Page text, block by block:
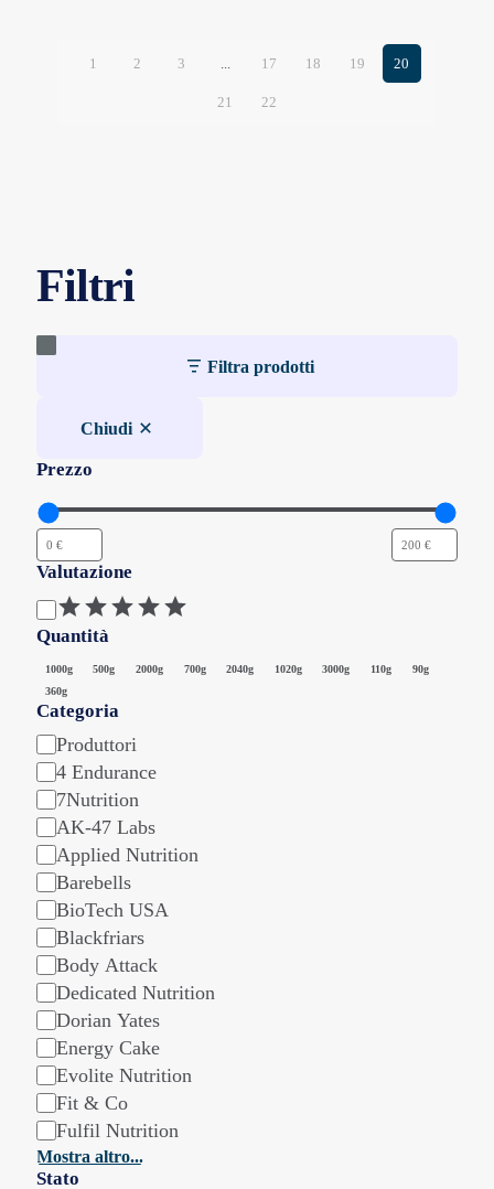
1 2 3 ... 17 18 19 20
21 22
Filtri
Filtra prodotti
Chiudi
Prezzo
Valutazione
Valutazione
Quantità
Quantità
1000g 500g 2000g 700g 2040g 1020g 3000g 110g
90g
360g
Categoria
Categoria
Produttori
4 Endurance
7Nutrition
AK-47 Labs
Applied Nutrition
Barebells
BioTech USA
Blackfriars
Body Attack
Dedicated Nutrition
Dorian Yates
Energy Cake
Evolite Nutrition
Fit & Co
Fulfil Nutrition
Mostra altro...
Stato